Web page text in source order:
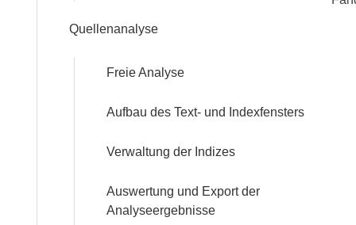
Quellenanalyse
Freie Analyse
Aufbau des Text- und Indexfensters
Verwaltung der Indizes
Auswertung und Export der
Analyseergebnisse